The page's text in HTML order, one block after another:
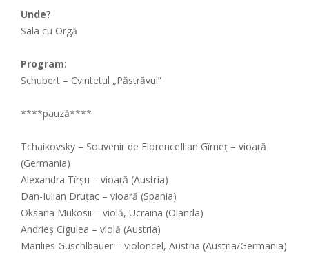
Unde?
Sala cu Orgă
Program:
Schubert – Cvintetul „Păstrăvul”
****pauză****
Tchaikovsky – Souvenir de FlorenceIlian Gîrneț – vioară
(Germania)
Alexandra Tîrșu – vioară (Austria)
Dan-Iulian Druțac – vioară (Spania)
Oksana Mukosii – violă, Ucraina (Olanda)
Andrieș Cigulea – violă (Austria)
Marilies Guschlbauer – violoncel, Austria (Austria/Germania)